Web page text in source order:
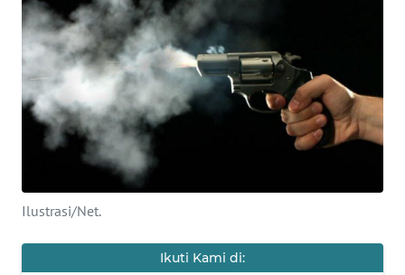
Ilustrasi/Net.
Ikuti Kami di:
SAINS-TEKNO
KESEHATAN
INTERNASIONAL
SERBA-SERBI
PENDIDIKAN